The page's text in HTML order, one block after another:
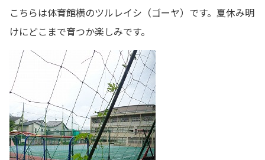
こちらは体育館横のツルレイシ（ゴーヤ）です。夏休み明
けにどこまで育つか楽しみです。